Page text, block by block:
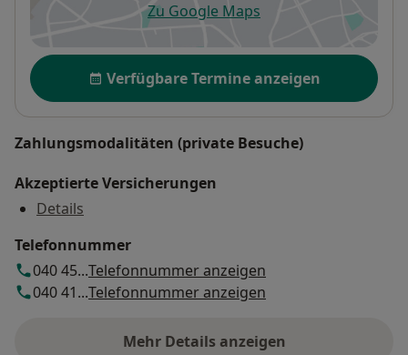
Zu Google Mapsöffnet in einer neuen
Verfügbarkeit
Verfügbare Termine anzeigen
Zahlungsmodalitäten (private Besuche)
Akzeptierte Versicherungen
Details
Telefonnummer
040 45...Telefonnummer anzeigen
040 41...Telefonnummer anzeigen
Mehr Details anzeigen